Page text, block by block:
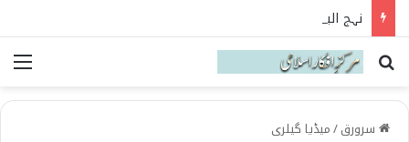
نہج البلاغہ میں حقیقی شیعہ کی پہچان
Search for
سرورق/میڈیا گیلری